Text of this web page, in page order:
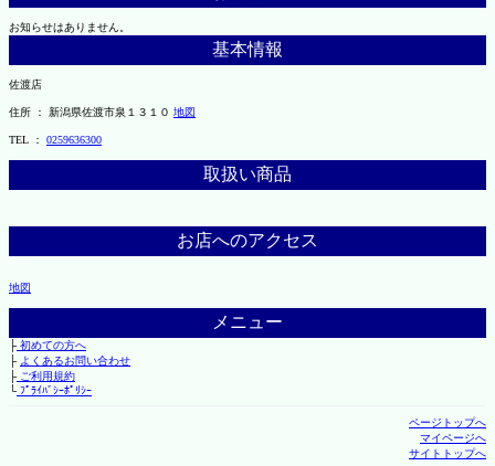
お知らせはありません。
基本情報
佐渡店
住所 ： 新潟県佐渡市泉１３１０ 地図
TEL ： 0259636300
取扱い商品
お店へのアクセス
地図
メニュー
├初めての方へ
├ よくあるお問い合わせ
├ご利用規約
└ﾌﾟﾗｲﾊﾞｼｰﾎﾟﾘｼｰ
ページトップへ
マイページへ
サイトトップへ